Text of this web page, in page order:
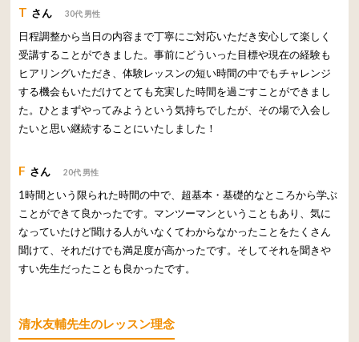
T さん 30代 男性
日程調整から当日の内容まで丁寧にご対応いただき安心して楽しく
受講することができました。事前にどういった目標や現在の経験も
ヒアリングいただき、体験レッスンの短い時間の中でもチャレンジ
する機会もいただけてとても充実した時間を過ごすことができまし
た。ひとまずやってみようという気持ちでしたが、その場で入会し
たいと思い継続することにいたしました！
F さん 20代 男性
1時間という限られた時間の中で、超基本・基礎的なところから学ぶ
ことができて良かったです。マンツーマンということもあり、気に
なっていたけど聞ける人がいなくてわからなかったことをたくさん
聞けて、それだけでも満足度が高かったです。そしてそれを聞きや
すい先生だったことも良かったです。
清水友輔先生のレッスン理念